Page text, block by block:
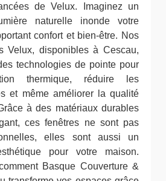
de Velux. Imaginez un
naturelle inonde votre
confort et bien-être. Nos
Velux, disponibles à Cescau,
technologies de pointe pour
thermique, réduire les
et même améliorer la qualité
à des matériaux durables
ces fenêtres ne sont pas
elles sont aussi un
pour votre maison.
Basque Couverture &